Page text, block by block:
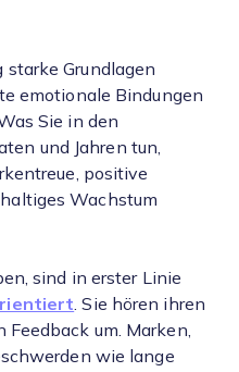
Grundlagen
emotionale Bindungen
Sie in den
und Jahren tun,
positive
Wachstum
sind in erster Linie
. Sie hören ihren
Feedback um. Marken,
wie lange